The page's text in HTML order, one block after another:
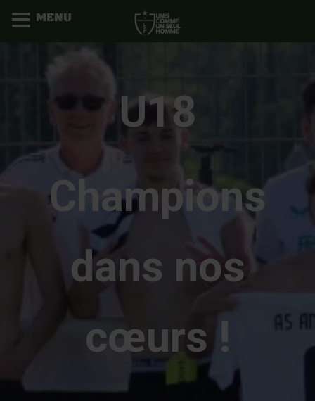
U18
Champions
dans nos
cœurs !
MENU